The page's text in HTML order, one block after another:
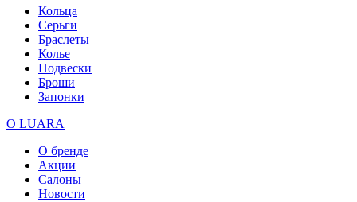
Кольца
Серьги
Браслеты
Колье
Подвески
Броши
Запонки
О LUARA
О бренде
Акции
Салоны
Новости